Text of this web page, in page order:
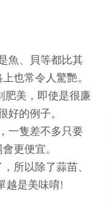
魚、貝等都比其
也常令人驚艷。
肥美，即使是很廉
好的例子。
一隻差不多只要
更便宜。
所以除了蒜苗、
越是美味唷!